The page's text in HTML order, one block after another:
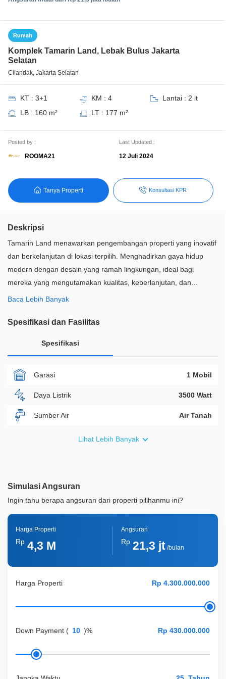
Rumah
Komplek Tamarin Land, Lebak Bulus Jakarta
Selatan
Cilandak, Jakarta Selatan
KT : 3+1 KM : 4
Lantai : 2 lt
LB : 160 m²
LT : 177 m²
Posted by :
ROOMA21
Last Updated :
12 Juli 2024
Tanya Properti Konsultasi KPR
Deskripsi
Tamarin Land menawarkan pengembangan properti yang inovatif
dan berkelanjutan di lokasi terpilih. Menghadirkan gaya hidup
modern dengan desain yang ramah lingkungan, ideal bagi
mereka yang mengutamakan kualitas, keberlanjutan, dan
kenyamanan dalam hunian mereka.
Baca Lebih Banyak
Spesifikasi dan Fasilitas
Spesifikasi
Garasi 1 Mobil
Daya Listrik 3500 Watt
Sumber Air Air Tanah
ID Properti
Lihat Lebih Banyak
Simulasi Angsuran
Ingin tahu berapa angsuran dari properti pilihanmu ini?
Harga Properti
Down Payment ( )%
Harga Properti
Rp 4,3 M
Angsuran
Rp 21,3 jt/bulan